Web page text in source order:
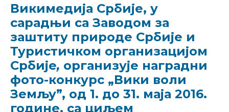
Викимедија Србије, у
сарадњи са Заводом за
заштиту природе Србије и
Туристичком организацијом
Србије, организује наградни
фото-конкурс „Вики воли
Земљу”, од 1. до 31. маја 2016.
године, са циљем